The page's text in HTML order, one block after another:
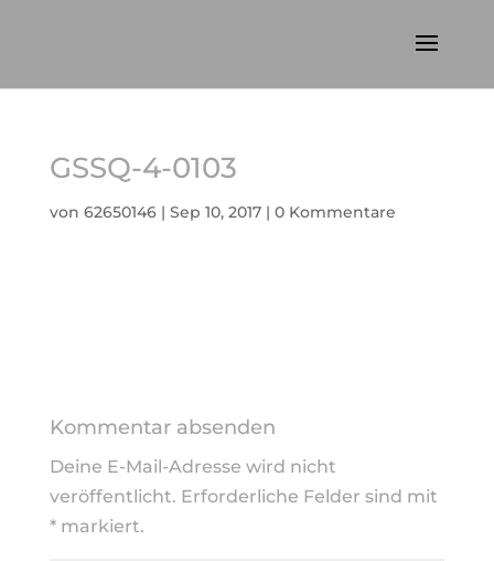
GSSQ-4-0103
von 62650146| Sep 10, 2017| 0 Kommentare
Kommentar absenden
Deine E-Mail-Adresse wird nicht
veröffentlicht. Erforderliche Felder sind mit
*markiert.